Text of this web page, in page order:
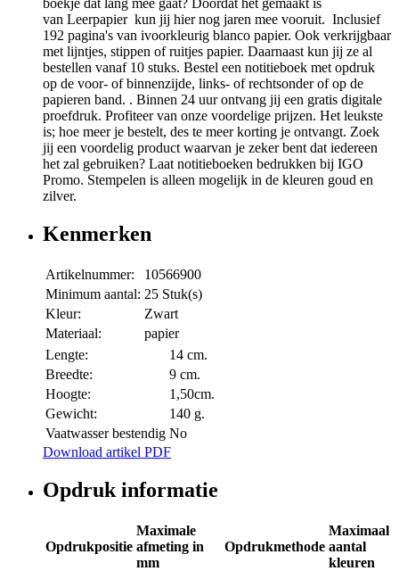
boekje dat lang mee gaat? Doordat het gemaakt is
van Leerpapier kun jij hier nog jaren mee vooruit. Inclusief
192 pagina's van ivoorkleurig blanco papier. Ook verkrijgbaar
met lijntjes, stippen of ruitjes papier. Daarnaast kun jij ze al
bestellen vanaf 10 stuks. Bestel een notitieboek met opdruk
op de voor- of binnenzijde, links- of rechtsonder of op de
papieren band. . Binnen 24 uur ontvang jij een gratis digitale
proefdruk. Profiteer van onze voordelige prijzen. Het leukste
is; hoe meer je bestelt, des te meer korting je ontvangt. Zoek
jij een voordelig product waarvan je zeker bent dat iedereen
het zal gebruiken? Laat notitieboeken bedrukken bij IGO
Promo. Stempelen is alleen mogelijk in de kleuren goud en
zilver.
Kenmerken
Artikelnummer:
10566900
Minimum aantal: 25 Stuk(s)
Kleur:
Zwart
Materiaal:
papier
Lengte:
14 cm.
Breedte:
9 cm.
Hoogte:
1,50cm.
Gewicht:
140 g.
Vaatwasser bestendig No
Download artikel PDF
Opdruk informatie
Opdrukpositie
Maximale
afmeting in
mm
Opdrukmethode
Maximaal
aantal
kleuren